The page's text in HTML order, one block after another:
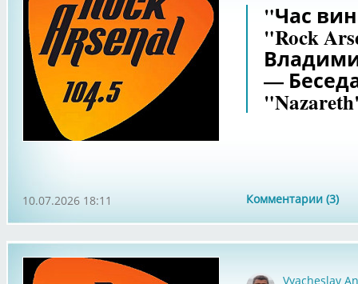
"Час
"Rock
—
Комментарии (3)
10.07.2026 18:11
Vyacheslav